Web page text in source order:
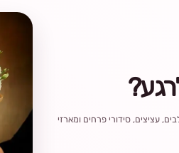
עציצים, סידורי פרחים ומארזי